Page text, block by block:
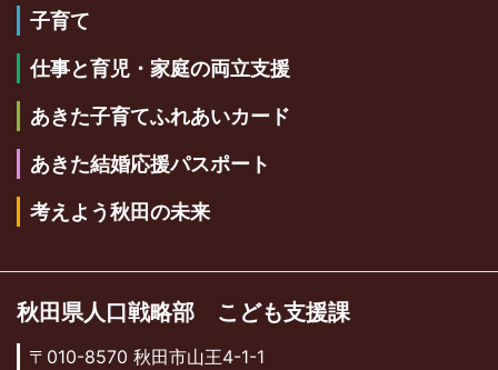
子育て
仕事と育児・家庭の両立支援
あきた子育てふれあいカード
あきた結婚応援パスポート
考えよう秋田の未来
秋田県人口戦略部 こども支援課
〒010-8570 秋田市山王4-1-1